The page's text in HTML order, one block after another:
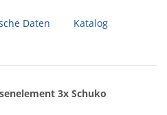
Daten Katalog
3x Schuko